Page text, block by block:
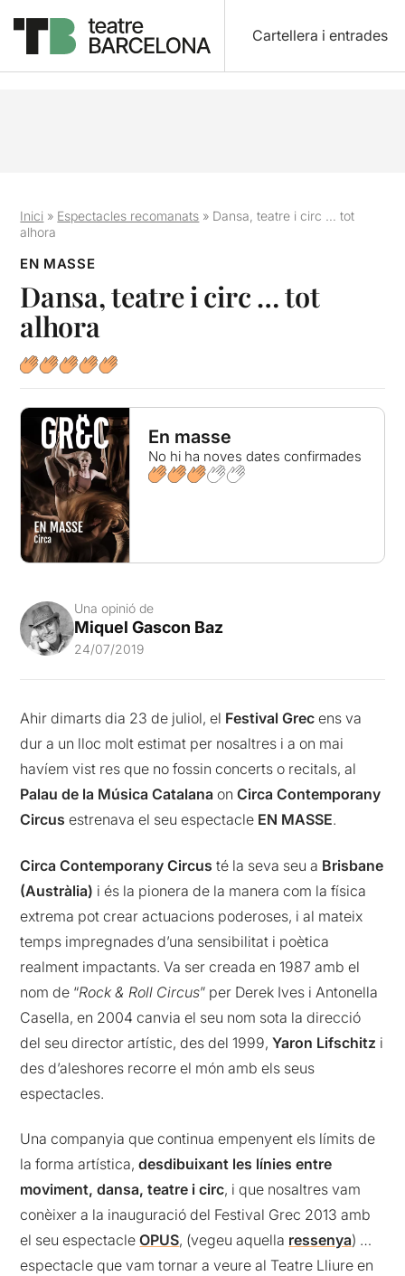
Cartellera i entrades
Inici » Espectacles recomanats » Dansa, teatre i circ … tot
alhora
EN MASSE
Dansa, teatre i circ … tot
alhora
En masse
No hi ha noves dates confirmades
Una opinió de
Miquel Gascon Baz
24/07/2019
Ahir dimarts dia 23 de juliol, el Festival Grec ens va
dur a un lloc molt estimat per nosaltres i a on mai
havíem vist res que no fossin concerts o recitals, al
Palau de la Música Catalana onCirca Contemporany
Circusestrenava el seu espectacle EN MASSE.
Circa Contemporany Circus té la seva seu a Brisbane
(Austràlia) i és la pionera de la manera com la física
extrema pot crear actuacions poderoses, i al mateix
temps impregnades d’una sensibilitat i poètica
realment impactants. Va ser creada en 1987 amb el
nom de “Rock & Roll Circus” per Derek Ives i Antonella
Casella, en 2004 canvia el seu nom sota la direcció
del seu director artístic, des del 1999,Yaron Lifschitz i
des d’aleshores recorre el món amb els seus
espectacles.
Una companyia que continua empenyent els límits de
la forma artística,desdibuixant les línies entre
moviment, dansa, teatre i circ, i que nosaltres vam
conèixer a la inauguració del Festival Grec 2013 amb
el seu espectacleOPUS, (vegeu aquella ressenya) …
espectacle que vam tornar a veure al Teatre Lliure en